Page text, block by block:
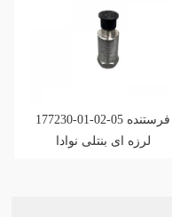
177230-01-02-05 فرستنده
لرزه ای بنتلی نوادا